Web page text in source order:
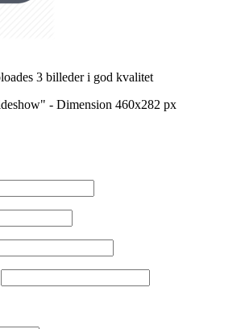
3 billeder i god kvalitet
- Dimension 460x282 px